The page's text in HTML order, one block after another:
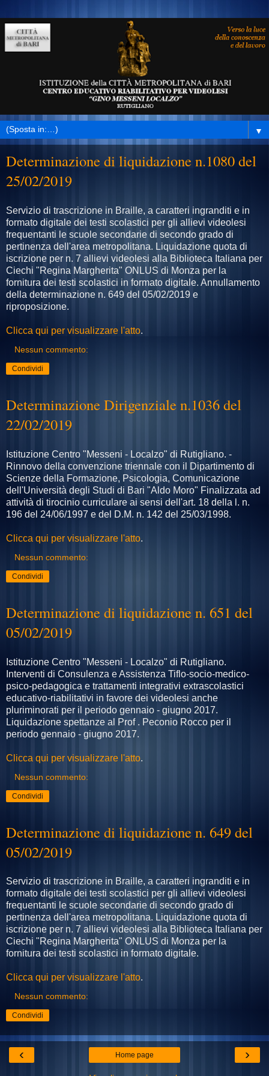
▼
Determinazione di liquidazione n.1080 del
25/02/2019
Servizio di trascrizione in Braille, a caratteri ingranditi e in
formato digitale dei testi scolastici per gli allievi videolesi
frequentanti le scuole secondarie di secondo grado di
pertinenza dell'area metropolitana. Liquidazione quota di
iscrizione per n. 7 allievi videolesi alla Biblioteca Italiana per
Ciechi "Regina Margherita" ONLUS di Monza per la
fornitura dei testi scolastici in formato digitale. Annullamento
della determinazione n. 649 del 05/02/2019 e
riproposizione.
Clicca qui per visualizzare l'atto.
Nessun commento:
Condividi
Determinazione Dirigenziale n.1036 del
22/02/2019
Istituzione Centro "Messeni - Localzo" di Rutigliano. -
Rinnovo della convenzione triennale con il Dipartimento di
Scienze della Formazione, Psicologia, Comunicazione
dell'Università degli Studi di Bari "Aldo Moro" Finalizzata ad
attività di tirocinio curriculare ai sensi dell'art. 18 della l. n.
196 del 24/06/1997 e del D.M. n. 142 del 25/03/1998.
Clicca qui per visualizzare l'atto.
Nessun commento:
Condividi
Determinazione di liquidazione n. 651 del
05/02/2019
Istituzione Centro "Messeni - Localzo" di Rutigliano.
Interventi di Consulenza e Assistenza Tiflo-socio-medico-
psico-pedagogica e trattamenti integrativi extrascolastici
educativo-riabilitativi in favore dei videolesi anche
pluriminorati per il periodo gennaio - giugno 2017.
Liquidazione spettanze al Prof . Peconio Rocco per il
periodo gennaio - giugno 2017.
Clicca qui per visualizzare l'atto.
Nessun commento:
Condividi
Determinazione di liquidazione n. 649 del
05/02/2019
Servizio di trascrizione in Braille, a caratteri ingranditi e in
formato digitale dei testi scolastici per gli allievi videolesi
frequentanti le scuole secondarie di secondo grado di
pertinenza dell'area metropolitana. Liquidazione quota di
iscrizione per n. 7 allievi videolesi alla Biblioteca Italiana per
Ciechi "Regina Margherita" ONLUS di Monza per la
fornitura dei testi scolastici in formato digitale.
Clicca qui per visualizzare l'atto.
Nessun commento:
Condividi
‹ ›
Home page